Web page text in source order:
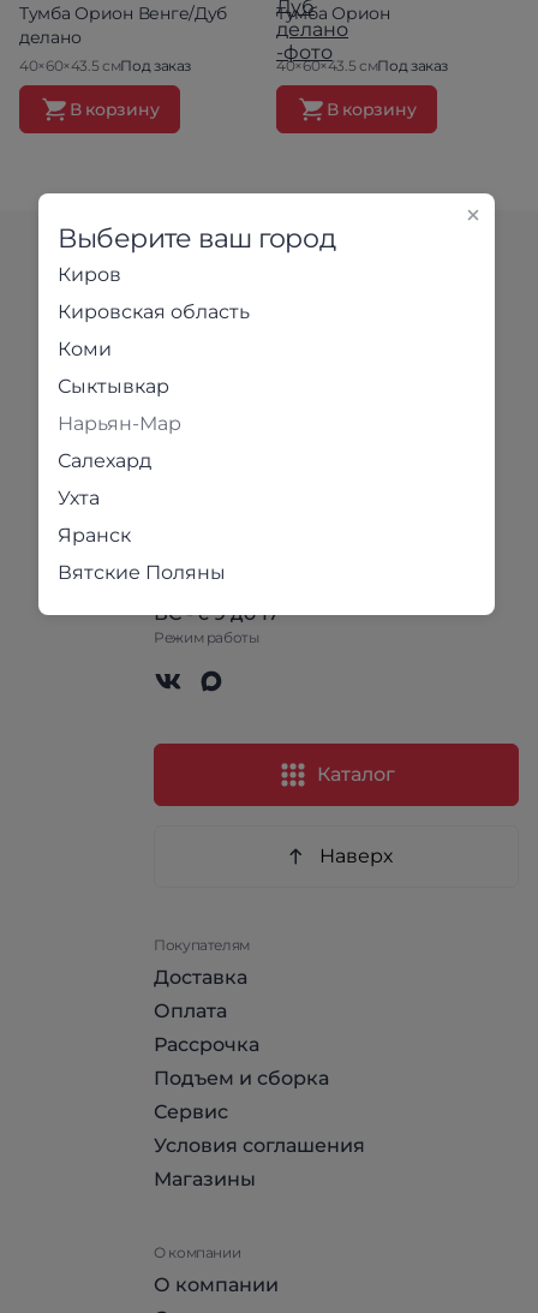
Тумба Орион Венге/Дуб
делано
40×60×43.5 смПод заказ
В корзину
Тумба Орион
40×60×43.5 смПод заказ
В корзину
Выберите ваш город
Киров
Кировская область
Коми
Сыктывкар
Нарьян-Мар
Салехард
Ухта
Яранск
Вятские Поляны
zakaz.homehit@yandex.ru
СБ - с 9 до 18
ВС - с 9 до 17
Режим работы
Каталог
Наверх
Покупателям
Доставка
Оплата
Рассрочка
Подъем и сборка
Сервис
Условия соглашения
Магазины
О компании
О компании